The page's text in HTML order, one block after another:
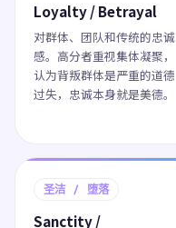
Loyalty / Betrayal
对群体、团队和传统的忠诚
感。高分者重视集体凝聚，
认为背叛群体是严重的道德
过失，忠诚本身就是美德。
圣洁 / 堕落
Sanctity /